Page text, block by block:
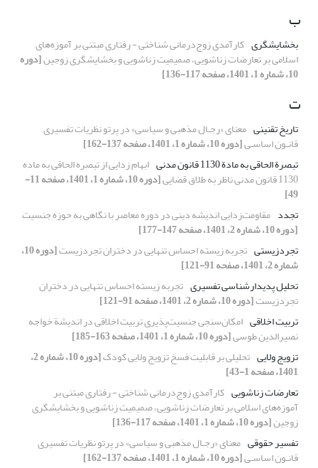
ب
بخشایشگری کارآمدی زوج‌درمانی شناختی - رفتاری مبتنی بر آموزه‌های
اسلامی بر تعارضات زناشویی، صمیمیت زناشویی و بخشایشگری زوجین[دوره
10، شماره 1، 1401، صفحه 117-136]
ت
تاریخ تقنینی معنای «رجـال مذهبی و سیاسی» در پرتو نظریات تفسیری
قانـون اساسـی[دوره 10، شماره 1، 1401، صفحه 137-162]
تبصرة الحاقی به مادة 1130 قانون مدنی
ابهام ‌زدایی از تبصره الحاقی به ماده
1130 قانون مدنی ناظر به طلاق قضایی [دوره 10، شماره 1، 1401، صفحه 11-
49]
تجدد مقاومت‌زدایی اندیشه دینی در دوره معاصر با نگاهی به حوزه جنسیت
[دوره 10، شماره 2، 1401، صفحه 147-177]
تجردزیستی تجربه زیسته احساس تنهایی در دختران تجردزیست [دوره 10،
شماره 2، 1401، صفحه 91-121]
تحلیل پدیدارشناسی تفسیری تجربه زیسته احساس تنهایی در دختران
تجردزیست[دوره 10، شماره 2، 1401، صفحه 91-121]
تربیت اخلاقی امکان‌سنجی جنسیت‌پذیری تربیت اخلاقی در اندیشة خواجه
نصیرالدین طوسی[دوره 10، شماره 1، 1401، صفحه 163-185]
تزویج ولایی تحلیلی بر قابلیت فسخ تزویج ولایی کودک [دوره 10، شماره 2،
1401، صفحه 1-43]
تعارضات زناشویی کارآمدی زوج‌درمانی شناختی - رفتاری مبتنی بر
آموزه‌های اسلامی بر تعارضات زناشویی، صمیمیت زناشویی و بخشایشگری
زوجین[دوره 10، شماره 1، 1401، صفحه 117-136]
تفسیر حقوقی معنای «رجـال مذهبی و سیاسی» در پرتو نظریات تفسیری
قانـون اساسـی[دوره 10، شماره 1، 1401، صفحه 137-162]